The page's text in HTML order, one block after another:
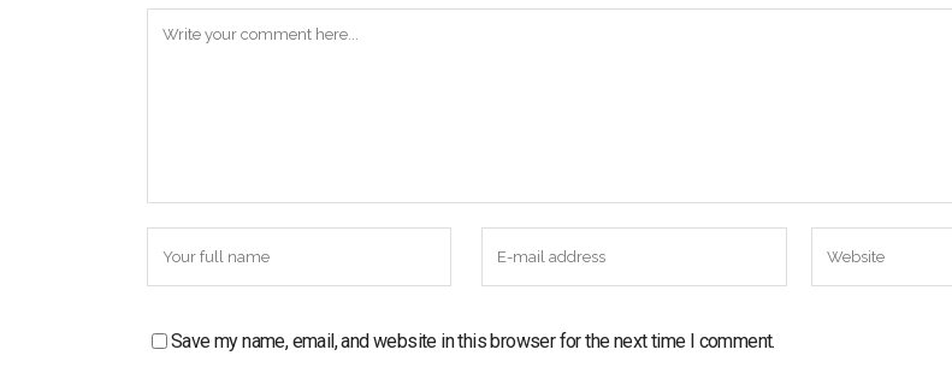
Save my name, email, and website in this browser for the next time I comment.